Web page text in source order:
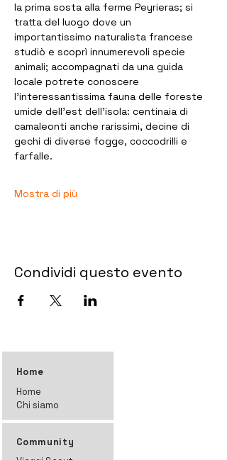
la prima sosta alla ferme Peyrieras; si
tratta del luogo dove un
importantissimo naturalista francese
studiò e scoprì innumerevoli specie
animali; accompagnati da una guida
locale potrete conoscere
l'interessantissima fauna delle foreste
umide dell’est dell’isola: centinaia di
camaleonti anche rarissimi, decine di
gechi di diverse fogge, coccodrilli e
farfalle.
Mostra di più
Condividi questo evento
Home
Home
Chi siamo
Community